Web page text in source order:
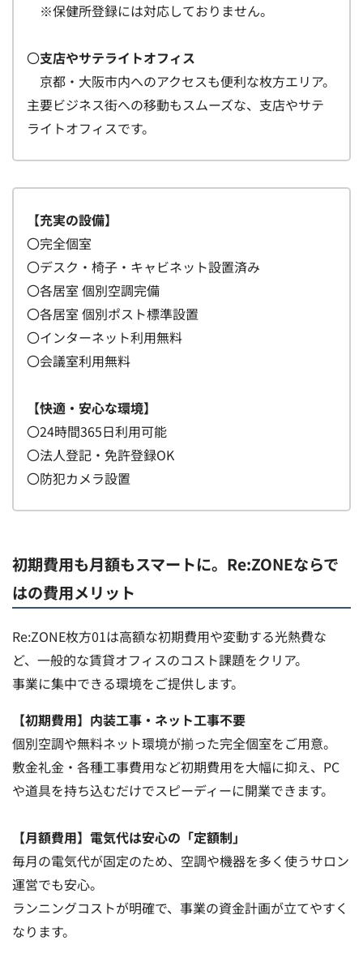
※保健所登録には対応しておりません。
〇支店やサテライトオフィス
京都・大阪市内へのアクセスも便利な枚方エリア。
主要ビジネス街への移動もスムーズな、支店やサテ
ライトオフィスです。
【充実の設備】
〇完全個室
〇デスク・椅子・キャビネット設置済み
〇各居室 個別空調完備
〇各居室 個別ポスト標準設置
〇インターネット利用無料
〇会議室利用無料
【快適・安心な環境】
〇24時間365日利用可能
〇法人登記・免許登録OK
〇防犯カメラ設置
初期費用も月額もスマートに。Re:ZONEならで
はの費用メリット
Re:ZONE枚方01は高額な初期費用や変動する光熱費な
ど、一般的な賃貸オフィスのコスト課題をクリア。
事業に集中できる環境をご提供します。
【初期費用】内装工事・ネット工事不要
個別空調や無料ネット環境が揃った完全個室をご用意。
敷金礼金・各種工事費用など初期費用を大幅に抑え、PC
や道具を持ち込むだけでスピーディーに開業できます。
【月額費用】電気代は安心の「定額制」
毎月の電気代が固定のため、空調や機器を多く使うサロン
運営でも安心。
ランニングコストが明確で、事業の資金計画が立てやすく
なります。